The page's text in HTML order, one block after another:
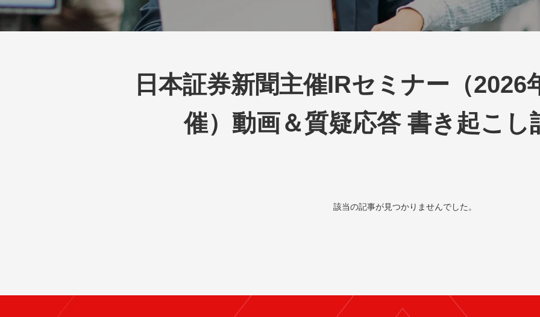
日本証券新聞主催IRセミナー（2026
催）動画＆質疑応答 書き起こし
該当の記事が見つかりませんでした。